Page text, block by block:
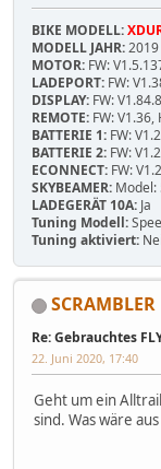
BIKE MODELL:
MODELL JAHR:2019
MOTOR: FW:
LADEPORT: FW:
DISPLAY: FW:
REMOTE: FW: V1.36,
BATTERIE 1: FW:
BATTERIE 2: FW:
ECONNECT: FW:
SKYBEAMER: Model:
LADEGERÄT 10A: Ja
Tuning Modell:
Tuning aktiviert:
SCRAMBLER
Re: Gebrauchtes
22. Juni 2020, 17:40
Geht um ein
sind. Was wäre